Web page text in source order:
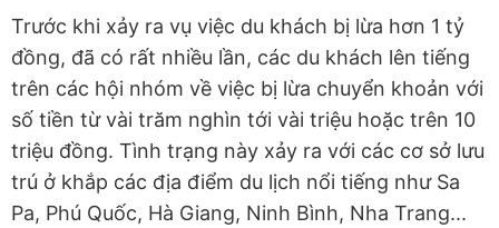
Trước khi xảy ra vụ việc du khách bị lừa hơn 1 tỷ
đồng, đã có rất nhiều lần, các du khách lên tiếng
trên các hội nhóm về việc bị lừa chuyển khoản với
số tiền từ vài trăm nghìn tới vài triệu hoặc trên 10
triệu đồng. Tình trạng này xảy ra với các cơ sở lưu
trú ở khắp các địa điểm du lịch nổi tiếng như Sa
Pa, Phú Quốc, Hà Giang, Ninh Bình, Nha Trang...